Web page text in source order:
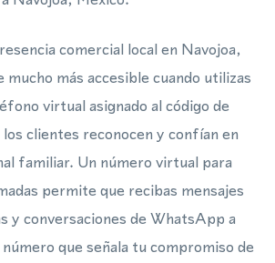
comercial local en Navojoa,
mucho más accesible cuando utilizas
virtual asignado al código de
clientes reconocen y confían en
familiar. Un número virtual para
permite que recibas mensajes
y conversaciones de WhatsApp a
que señala tu compromiso de